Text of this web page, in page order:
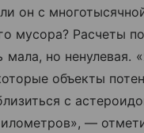
он с
мусора? Расчеты
мала, но ненулевая.
объекты
с
—